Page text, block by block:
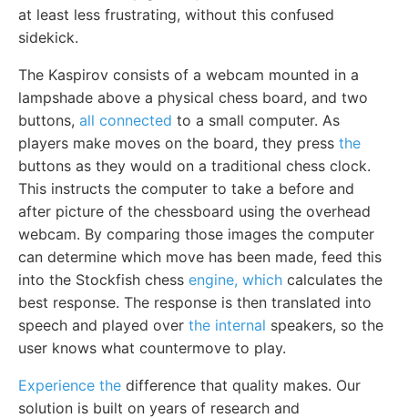
at least less frustrating, without this confused
sidekick.
The Kaspirov consists of a webcam mounted in a
lampshade above a physical chess board, and two
buttons, all connected to a small computer. As
players make moves on the board, they press the
buttons as they would on a traditional chess clock.
This instructs the computer to take a before and
after picture of the chessboard using the overhead
webcam. By comparing those images the computer
can determine which move has been made, feed this
into the Stockfish chess engine, which calculates the
best response. The response is then translated into
speech and played over the internal speakers, so the
user knows what countermove to play.
Experience the difference that quality makes. Our
solution is built on years of research and